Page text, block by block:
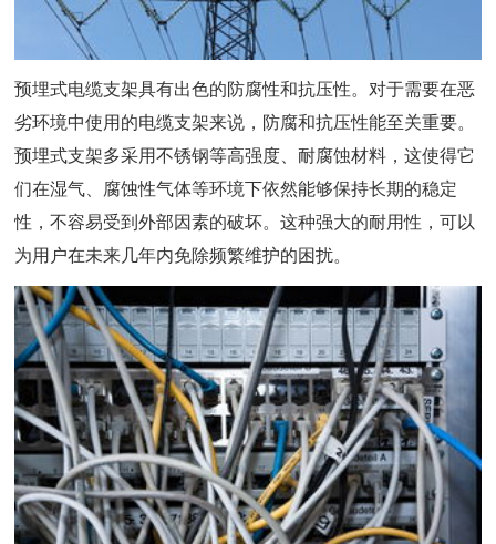
预埋式电缆支架具有出色的防腐性和抗压性。对于需要在恶
劣环境中使用的电缆支架来说，防腐和抗压性能至关重要。
预埋式支架多采用不锈钢等高强度、耐腐蚀材料，这使得它
们在湿气、腐蚀性气体等环境下依然能够保持长期的稳定
性，不容易受到外部因素的破坏。这种强大的耐用性，可以
为用户在未来几年内免除频繁维护的困扰。